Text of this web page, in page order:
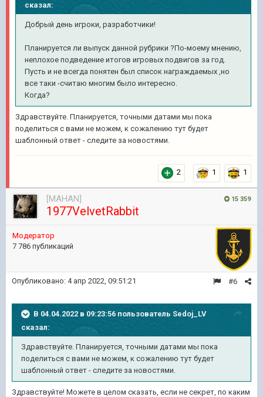
сказал:
Добрый день игроки, разработчики!
Планируется ли выпуск данной рубрики ?По-моему мнению,
неплохое подведение итогов игровых подвигов за год.
Пусть и не всегда понятен был список награждаемых ,но
все таки -считаю многим было интересно.
Когда?
Здравствуйте. Планируется, точными датами мы пока
поделиться с вами не можем, к сожалению тут будет
шаблонный ответ - следите за новостями.
2 1 1
15 359
[MAHAN]
1977VelvetRabbit
Модератор
7 786 публикаций
#6
Опубликовано: 4 апр 2022, 09:51:21
В 04.04.2022 в 09:23:56 пользователь Sedoj_LV
сказал:
Здравствуйте. Планируется, точными датами мы пока
поделиться с вами не можем, к сожалению тут будет
шаблонный ответ - следите за новостями.
Здравствуйте! Можете в целом сказать, если не секрет, по каким